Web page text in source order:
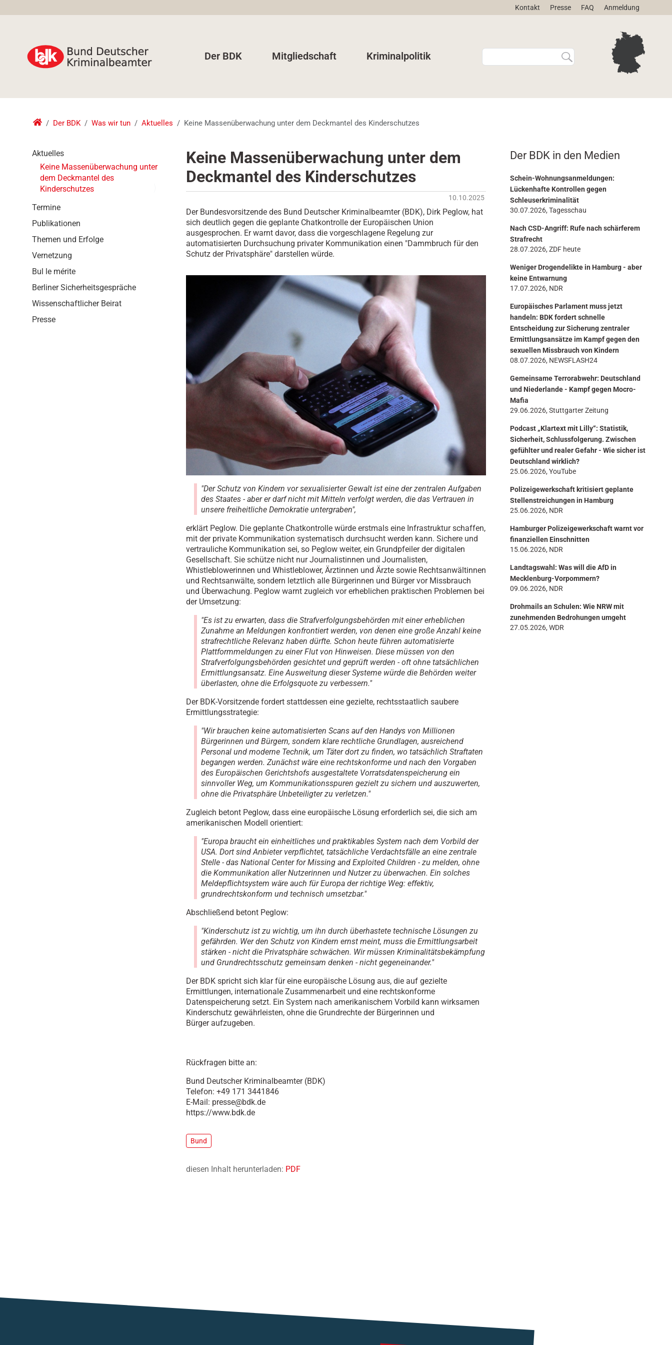
Kontakt Presse FAQ Anmeldung
Der BDK Mitgliedschaft Kriminalpolitik
W
e
u
c
h
E
r
h
e
…
Der BDK Was wir tun Aktuelles Keine Massenüberwachung unter dem Deckmantel des Kinderschutzes
Keine Massenüberwachung unter dem
Deckmantel des Kinderschutzes
10.10.2025
Der Bundesvorsitzende des Bund Deutscher Kriminalbeamter (BDK), Dirk Peglow, hat
sich deutlich gegen die geplante Chatkontrolle der Europäischen Union
ausgesprochen. Er warnt davor, dass die vorgeschlagene Regelung zur
automatisierten Durchsuchung privater Kommunikation einen "Dammbruch für den
Schutz der Privatsphäre" darstellen würde.
"Der Schutz von Kindern vor sexualisierter Gewalt ist eine der zentralen Aufgaben
des Staates - aber er darf nicht mit Mitteln verfolgt werden, die das Vertrauen in
unsere freiheitliche Demokratie untergraben",
erklärt Peglow. Die geplante Chatkontrolle würde erstmals eine Infrastruktur schaffen,
mit der private Kommunikation systematisch durchsucht werden kann. Sichere und
vertrauliche Kommunikation sei, so Peglow weiter, ein Grundpfeiler der digitalen
Gesellschaft. Sie schütze nicht nur Journalistinnen und Journalisten,
Whistleblowerinnen und Whistleblower, Ärztinnen und Ärzte sowie Rechtsanwältinnen
und Rechtsanwälte, sondern letztlich alle Bürgerinnen und Bürger vor Missbrauch
und Überwachung. Peglow warnt zugleich vor erheblichen praktischen Problemen bei
der Umsetzung:
"Es ist zu erwarten, dass die Strafverfolgungsbehörden mit einer erheblichen
Zunahme an Meldungen konfrontiert werden, von denen eine große Anzahl keine
strafrechtliche Relevanz haben dürfte. Schon heute führen automatisierte
Plattformmeldungen zu einer Flut von Hinweisen. Diese müssen von den
Strafverfolgungsbehörden gesichtet und geprüft werden - oft ohne tatsächlichen
Ermittlungsansatz. Eine Ausweitung dieser Systeme würde die Behörden weiter
überlasten, ohne die Erfolgsquote zu verbessern."
Der BDK-Vorsitzende fordert stattdessen eine gezielte, rechtsstaatlich saubere
Ermittlungsstrategie:
"Wir brauchen keine automatisierten Scans auf den Handys von Millionen
Bürgerinnen und Bürgern, sondern klare rechtliche Grundlagen, ausreichend
Personal und moderne Technik, um Täter dort zu finden, wo tatsächlich Straftaten
begangen werden. Zunächst wäre eine rechtskonforme und nach den Vorgaben
des Europäischen Gerichtshofs ausgestaltete Vorratsdatenspeicherung ein
sinnvoller Weg, um Kommunikationsspuren gezielt zu sichern und auszuwerten,
ohne die Privatsphäre Unbeteiligter zu verletzen."
Zugleich betont Peglow, dass eine europäische Lösung erforderlich sei, die sich am
amerikanischen Modell orientiert:
"Europa braucht ein einheitliches und praktikables System nach dem Vorbild der
USA. Dort sind Anbieter verpflichtet, tatsächliche Verdachtsfälle an eine zentrale
Stelle - das National Center for Missing and Exploited Children - zu melden, ohne
die Kommunikation aller Nutzerinnen und Nutzer zu überwachen. Ein solches
Meldepflichtsystem wäre auch für Europa der richtige Weg: effektiv,
grundrechtskonform und technisch umsetzbar."
Abschließend betont Peglow:
"Kinderschutz ist zu wichtig, um ihn durch überhastete technische Lösungen zu
gefährden. Wer den Schutz von Kindern ernst meint, muss die Ermittlungsarbeit
stärken - nicht die Privatsphäre schwächen. Wir müssen Kriminalitätsbekämpfung
und Grundrechtsschutz gemeinsam denken - nicht gegeneinander."
Der BDK spricht sich klar für eine europäische Lösung aus, die auf gezielte
Ermittlungen, internationale Zusammenarbeit und eine rechtskonforme
Datenspeicherung setzt. Ein System nach amerikanischem Vorbild kann wirksamen
Kinderschutz gewährleisten, ohne die Grundrechte der Bürgerinnen und
Bürger aufzugeben.
Rückfragen bitte an:
Bund Deutscher Kriminalbeamter (BDK)
Telefon: +49 171 3441846
E-Mail: presse@bdk.de
https://www.bdk.de
Bund
diesen Inhalt herunterladen: PDF
Aktuelles
Keine Massenüberwachung unter
dem Deckmantel des
Kinderschutzes
Termine
Publikationen
Themen und Erfolge
Vernetzung
Bul le mérite
Berliner Sicherheitsgespräche
Wissenschaftlicher Beirat
Presse
Der BDK in den Medien
Schein-Wohnungsanmeldungen:
Lückenhafte Kontrollen gegen
Schleuserkriminalität
30.07.2026, Tagesschau
Nach CSD-Angriff: Rufe nach schärferem
Strafrecht
28.07.2026, ZDF heute
Weniger Drogendelikte in Hamburg - aber
keine Entwarnung
17.07.2026, NDR
Europäisches Parlament muss jetzt
handeln: BDK fordert schnelle
Entscheidung zur Sicherung zentraler
Ermittlungsansätze im Kampf gegen den
sexuellen Missbrauch von Kindern
08.07.2026, NEWSFLASH24
Gemeinsame Terrorabwehr: Deutschland
und Niederlande - Kampf gegen Mocro-
Mafia
29.06.2026, Stuttgarter Zeitung
Podcast „Klartext mit Lilly“: Statistik,
Sicherheit, Schlussfolgerung. Zwischen
gefühlter und realer Gefahr - Wie sicher ist
Deutschland wirklich?
25.06.2026, YouTube
Polizeigewerkschaft kritisiert geplante
Stellenstreichungen in Hamburg
25.06.2026, NDR
Hamburger Polizeigewerkschaft warnt vor
finanziellen Einschnitten
15.06.2026, NDR
Landtagswahl: Was will die AfD in
Mecklenburg-Vorpommern?
09.06.2026, NDR
Drohmails an Schulen: Wie NRW mit
zunehmenden Bedrohungen umgeht
27.05.2026, WDR